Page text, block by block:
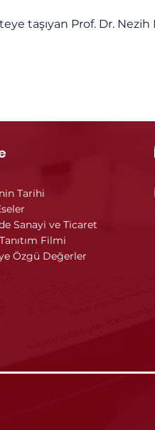
taşıyan Prof. Dr.
Tarihi
Sanayi ve Ticaret
Filmi
Özgü Değerler